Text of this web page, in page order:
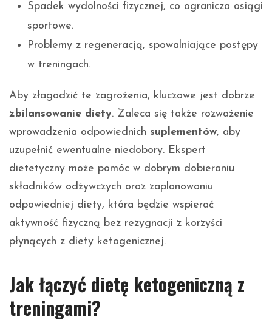
Spadek wydolności fizycznej, co ogranicza osiągi
sportowe.
Problemy z regeneracją, spowalniające postępy
w treningach.
Aby złagodzić te zagrożenia, kluczowe jest dobrze
zbilansowanie diety. Zaleca się także rozważenie
wprowadzenia odpowiednich suplementów, aby
uzupełnić ewentualne niedobory. Ekspert
dietetyczny może pomóc w dobrym dobieraniu
składników odżywczych oraz zaplanowaniu
odpowiedniej diety, która będzie wspierać
aktywność fizyczną bez rezygnacji z korzyści
płynących z diety ketogenicznej.
Jak łączyć dietę ketogeniczną z
treningami?